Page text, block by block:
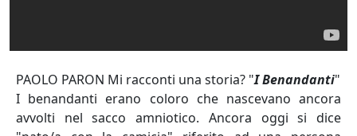
PAOLO PARON Mi racconti una storia? "I Benandanti"
I benandanti erano coloro che nascevano ancora
avvolti nel sacco amniotico. Ancora oggi si dice